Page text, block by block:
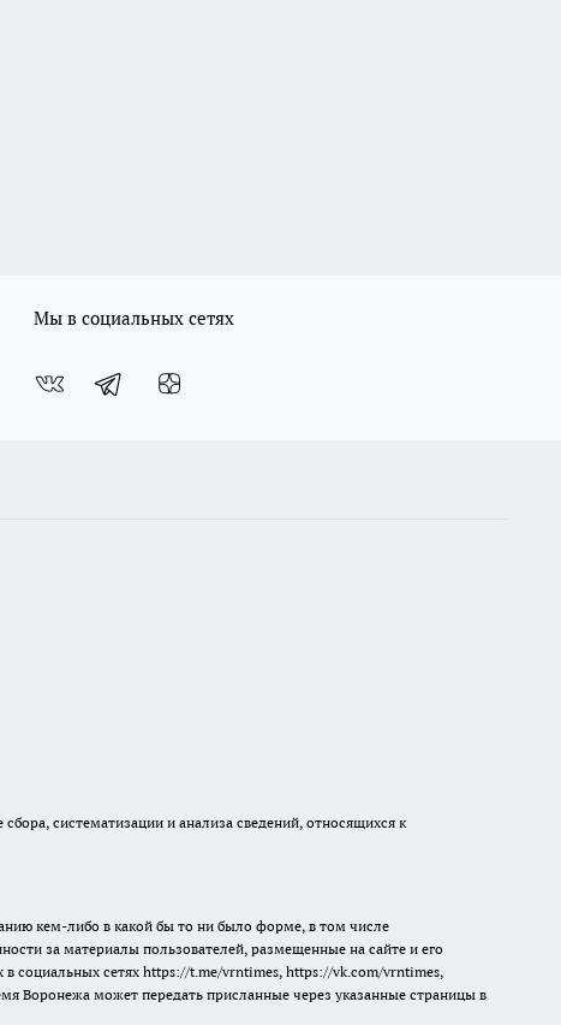
Мы в социальных сетях
систематизации и анализа сведений, относящихся к
кем-либо в какой бы то ни было форме, в том числе
за материалы пользователей, размещенные на сайте и его
социальных сетях https://t.me/vrntimes, https://vk.com/vrntimes,
Воронежа может передать присланные через указанные страницы в